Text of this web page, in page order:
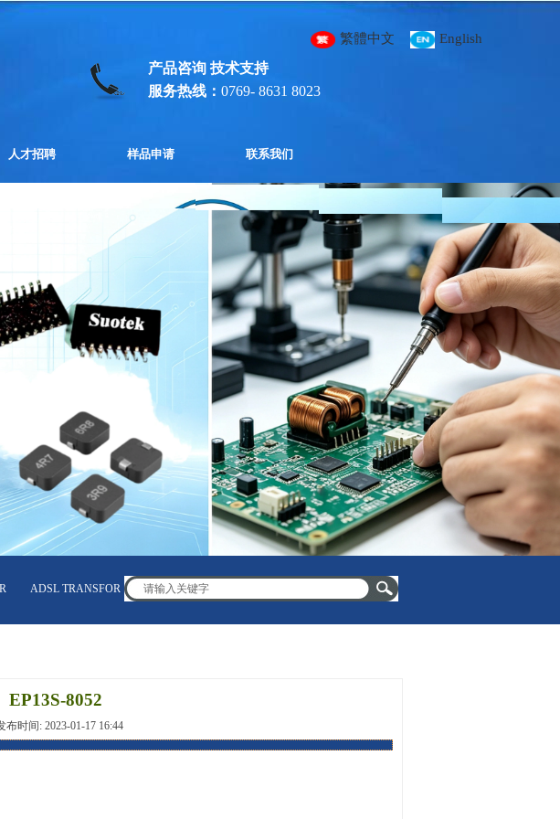
产品咨询 技术支持
服务热线 ： 0769- 8631 8023
繁體中文
English
人才招聘 样品申请 联系我们
ADSL TRANSFORMER T1/E1/CEPT-ISDN TRANSFORMER RJ45 TRANSFORMER
EP13S-8052
时间: 2023-01-17 16:44